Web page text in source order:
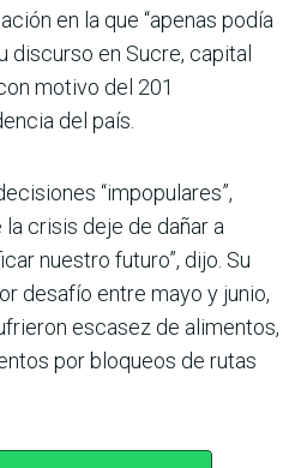
en la que “apenas podía
discurso en Sucre, capital
motivo del 201
del país.
“impopulares”,
crisis deje de dañar a
nuestro futuro”, dijo. Su
desafío entre mayo y junio,
escasez de alimentos,
por bloqueos de rutas